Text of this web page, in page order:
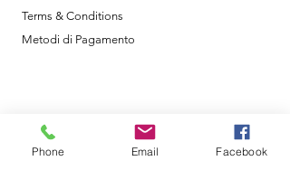
Terms & Conditions
Metodi di Pagamento
Orari di Apertura
Phone Email Facebook